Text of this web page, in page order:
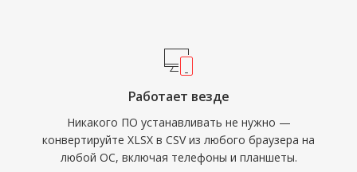
Работает везде
Никакого ПО устанавливать не нужно —
конвертируйте XLSX в CSV из любого браузера на
любой ОС, включая телефоны и планшеты.